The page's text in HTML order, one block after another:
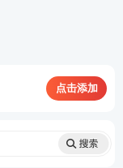
专业能力水平
能力水平评价
点击添加